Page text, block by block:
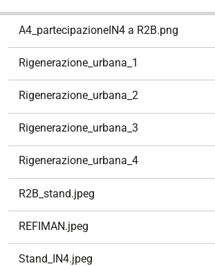
A4_partecipazioneIN4 a R2B.png
Rigenerazione_urbana_1
Rigenerazione_urbana_2
Rigenerazione_urbana_3
Rigenerazione_urbana_4
R2B_stand.jpeg
REFIMAN.jpeg
Stand_IN4.jpeg